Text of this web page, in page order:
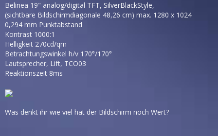
Belinea 19" analog/digital TFT, SilverBlackStyle,
(sichtbare Bildschirmdiagonale 48,26 cm) max. 1280 x 1024
0,294 mm Punktabstand
Kontrast 1000:1
Helligkeit 270cd/qm
Betrachtungswinkel h/v 170°/170°
Lautsprecher, Lift, TCO03
Reaktionszeit 8ms
Was denkt ihr wie viel hat der Bildschirm noch Wert?